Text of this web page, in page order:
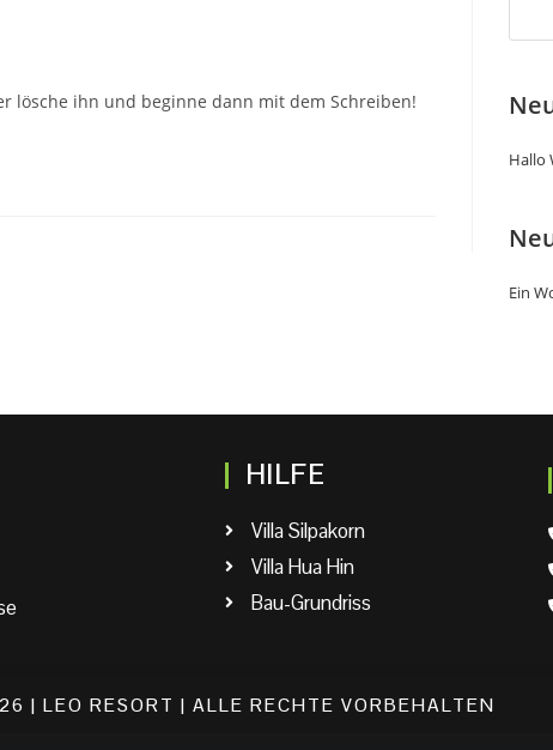
lösche ihn und beginne dann mit dem Schreiben!
Hallo
Ein
HILFE
Villa Silpakorn
Villa Hua Hin
Bau-Grundriss
| LEO RESORT | ALLE RECHTE VORBEHALTEN